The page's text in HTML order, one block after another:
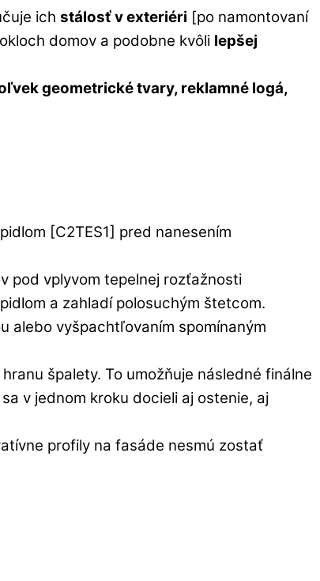
ich stálosť v exteriéri [po namontovaní
domov a podobne kvôli lepšej
geometrické tvary, reklamné logá,
[C2TES1] pred nanesením
pod vplyvom tepelnej rozťažnosti
a zahladí polosuchým štetcom.
alebo vyšpachtľovaním spomínaným
špalety. To umožňuje následné finálne
v jednom kroku docieli aj ostenie, aj
profily na fasáde nesmú zostať